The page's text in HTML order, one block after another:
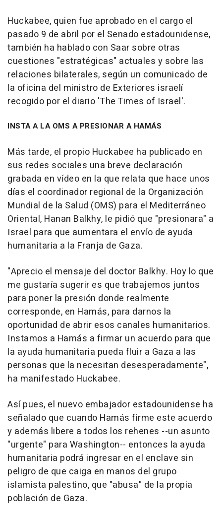
Huckabee, quien fue aprobado en el cargo el
pasado 9 de abril por el Senado estadounidense,
también ha hablado con Saar sobre otras
cuestiones "estratégicas" actuales y sobre las
relaciones bilaterales, según un comunicado de
la oficina del ministro de Exteriores israelí
recogido por el diario 'The Times of Israel'.
INSTA A LA OMS A PRESIONAR A HAMÁS
Más tarde, el propio Huckabee ha publicado en
sus redes sociales una breve declaración
grabada en vídeo en la que relata que hace unos
días el coordinador regional de la Organización
Mundial de la Salud (OMS) para el Mediterráneo
Oriental, Hanan Balkhy, le pidió que "presionara" a
Israel para que aumentara el envío de ayuda
humanitaria a la Franja de Gaza.
"Aprecio el mensaje del doctor Balkhy. Hoy lo que
me gustaría sugerir es que trabajemos juntos
para poner la presión donde realmente
corresponde, en Hamás, para darnos la
oportunidad de abrir esos canales humanitarios.
Instamos a Hamás a firmar un acuerdo para que
la ayuda humanitaria pueda fluir a Gaza a las
personas que la necesitan desesperadamente",
ha manifestado Huckabee.
Así pues, el nuevo embajador estadounidense ha
señalado que cuando Hamás firme este acuerdo
y además libere a todos los rehenes --un asunto
"urgente" para Washington-- entonces la ayuda
humanitaria podrá ingresar en el enclave sin
peligro de que caiga en manos del grupo
islamista palestino, que "abusa" de la propia
población de Gaza.